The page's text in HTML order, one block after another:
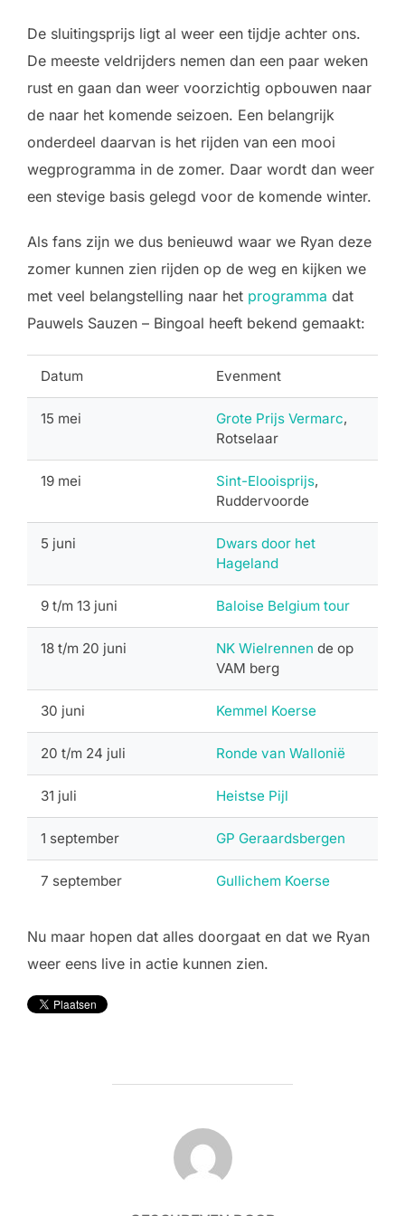
De sluitingsprijs ligt al weer een tijdje achter ons.
De meeste veldrijders nemen dan een paar weken
rust en gaan dan weer voorzichtig opbouwen naar
de naar het komende seizoen. Een belangrijk
onderdeel daarvan is het rijden van een mooi
wegprogramma in de zomer. Daar wordt dan weer
een stevige basis gelegd voor de komende winter.
Als fans zijn we dus benieuwd waar we Ryan deze
zomer kunnen zien rijden op de weg en kijken we
met veel belangstelling naar het programma dat
Pauwels Sauzen – Bingoal heeft bekend gemaakt:
Datum Evenment
15 mei Grote Prijs Vermarc,
Rotselaar
19 mei Sint-Elooisprijs,
Ruddervoorde
5 juni
Dwars door het
Hageland
9 t/m 13 juni Baloise Belgium tour
18 t/m 20 juni NK Wielrennen de op
VAM berg
30 juni Kemmel Koerse
20 t/m 24 juli Ronde van Wallonië
31 juli Heistse Pijl
1 september GP Geraardsbergen
7 september Gullichem Koerse
Nu maar hopen dat alles doorgaat en dat we Ryan
weer eens live in actie kunnen zien.
BERICHTAUTEUR